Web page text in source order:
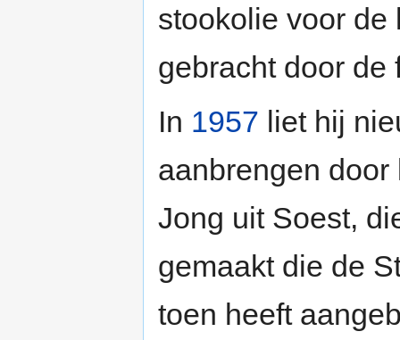
stookolie voor
gebracht door
In 1957 liet hij
aanbrengen
Jong uit Soest,
gemaakt die de
toen heeft